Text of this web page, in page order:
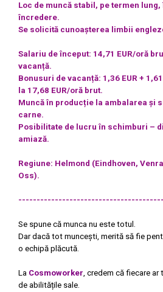
Loc de muncă stabil, pe termen
încredere.
Se solicită cunoașterea limbii
Salariu de început: 14,71 EUR/oră
vacanță.
Bonusuri de vacanță: 1,36 EUR +
la 17,68 EUR/oră brut.
Muncă în producție la ambalarea și
carne.
Posibilitate de lucru în schimburi –
amiază.
Regiune: Helmond (Eindhoven,
Oss).
Se spune că munca nu este totul.
Dar dacă tot muncești, merită să fie
o echipă plăcută.
La Cosmoworker, credem că fiecare
de abilitățile sale.